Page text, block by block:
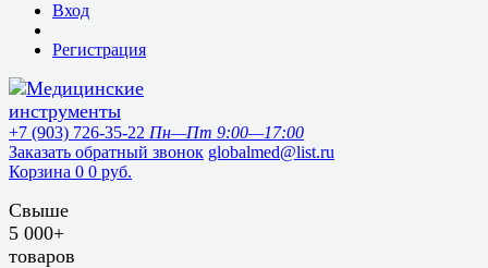
Вход
Регистрация
+7 (903) 726-35-22 Пн—Пт 9:00—17:00
Заказать обратный звонок globalmed@list.ru
Корзина 0 0 руб.
Свыше
5 000+
товаров